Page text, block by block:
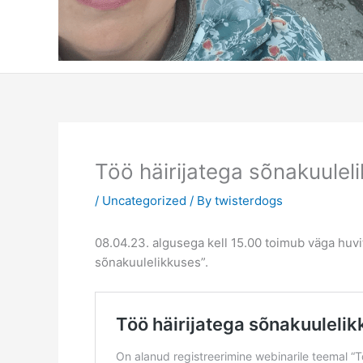
Töö häirijatega
/ Uncategorized / By twisterdogs
08.04.23. algusega kell 15.00 toimub väga
sõnakuulelikkuses”.